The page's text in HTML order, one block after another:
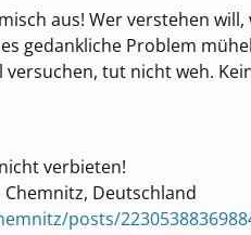
aus! Wer verstehen
gedankliche Problem
tut nicht weh.
verbieten!
Chemnitz, Deutschland
posts/